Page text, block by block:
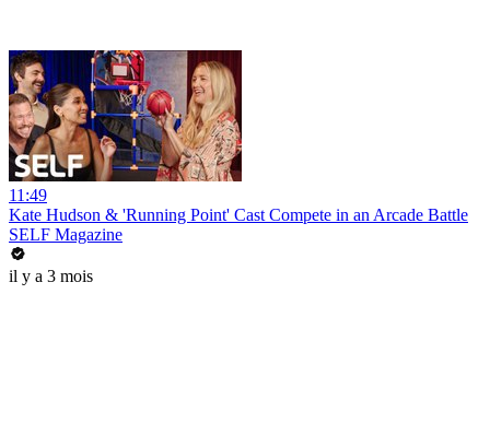
11:49
Kate Hudson & 'Running Point' Cast Compete in an Arcade Battle
SELF Magazine
il y a 3 mois